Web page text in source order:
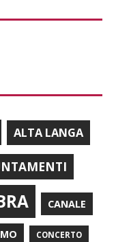
ALTA LANGA
CANALE
CONCERTO